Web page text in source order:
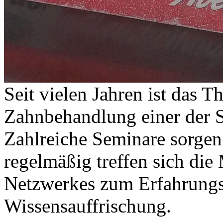
Seit vielen Jahren ist das
Zahnbehandlung einer der
Zahlreiche Seminare
regelmäßig treffen sich die
Netzwerkes zum
Wissensauffrischung.